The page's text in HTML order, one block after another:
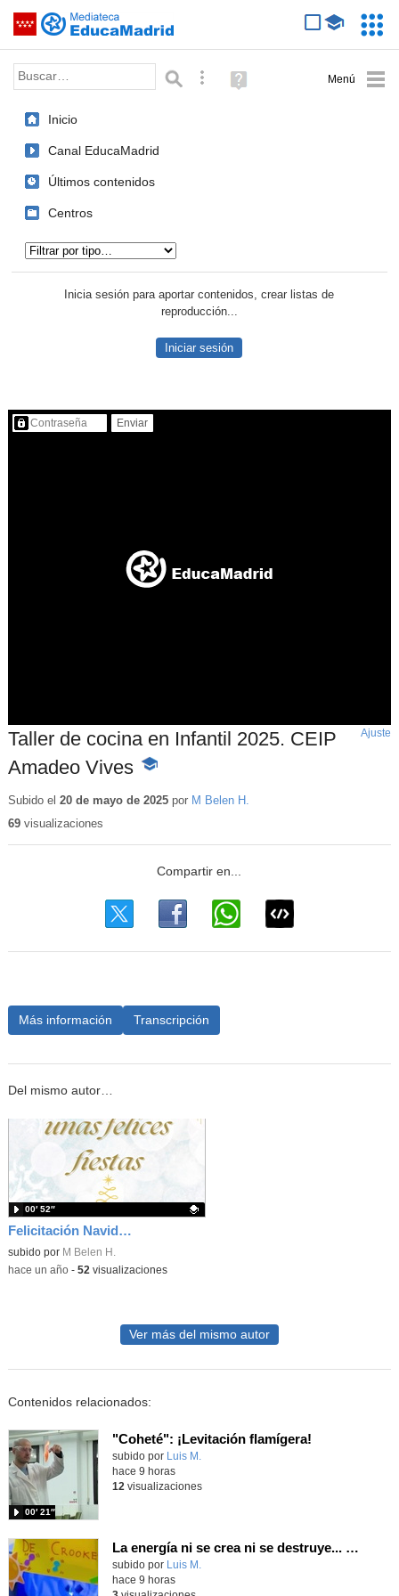
Saltar navegación
Palabra o frase: Búsqueda avanzada
Ayuda
(en
Inicio
Canal EducaMadrid
Últimos contenidos
Centros
Inicia sesión para aportar contenidos, crear listas de
reproducción...
Iniciar sesión
Contenido protegido…
Taller de cocina en Infantil 2025. CEIP
Amadeo Vives -
educativo
Ajuste
Subido el 20 de mayo de 2025por M Belen H.
69visualizaciones
Más información Transcripción
Del mismo autor…
Felicitación Navideña CEIP Amadeo Vives 2024/25
Contenido educativo.
subido por M Belen H.
00′ 52″
-hace un año- 52 visualizaciones
Ver más del mismo autor
Contenidos relacionados:
"Coheté": ¡Levitación flamígera!
Contenido educativo.
subido por Luis M.
00′ 21″
hace 9 horas
12 visualizaciones
La energía ni se crea ni se destruye... ¡se experimenta! El Tierno en la Feria Madrid es Ciencia 2026
Contenido educativo.
subido por Luis M.
hace 9 horas